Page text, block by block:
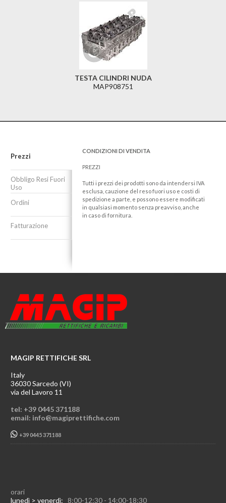
TESTA CILINDRI NUDA
MAP908751
Prezzi
Obbligo Resi Fuori
Uso
Ordini
Fatturazione
CONDIZIONI DI VENDITA
PREZZI
Tutti i prezzi dei prodotti sono da intendersi IVA
esclusa, cauzione del reso fuori uso e costi di
spedizione a parte, e possono essere modificati
in qualsiasi momento senza preavviso, anche
in caso di fornitura.
MAGIP RETTIFICHE SRL
Italy
36030 Sarcedo (VI)
via del Lavoro 11
tel: +39 0445 371188
email: info@magiprettifiche.com
+39 0445 371188
orari
lunedì > venerdì: 8:00-12:30 - 14:00-18:30